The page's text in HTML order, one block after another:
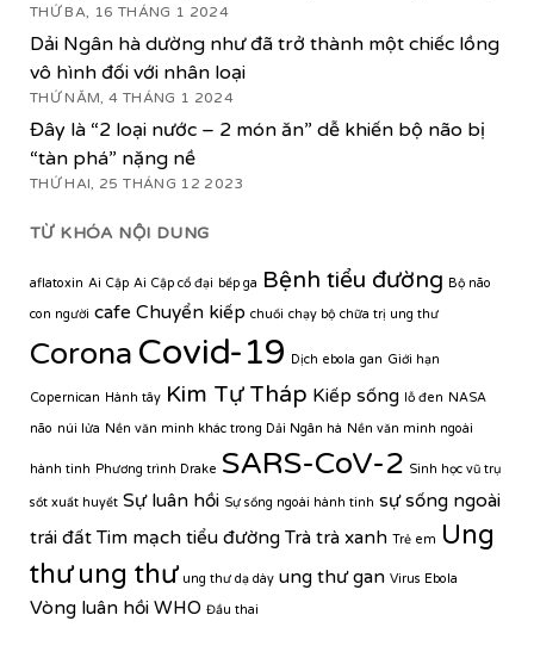
THỨ BA, 16 THÁNG 1 2024
Dải Ngân hà dường như đã trở thành một chiếc lồng
vô hình đối với nhân loại
THỨ NĂM, 4 THÁNG 1 2024
Đây là “2 loại nước – 2 món ăn” dễ khiến bộ não bị
“tàn phá” nặng nề
THỨ HAI, 25 THÁNG 12 2023
TỪ KHÓA NỘI DUNG
aflatoxin Ai Cập Ai Cập cổ đại bếp ga Bệnh tiểu đường Bộ não
con người cafe Chuyển kiếp chuối chạy bộ chữa trị ung thư
Corona Covid-19 Dịch ebola gan Giới hạn
Copernican Hành tây Kim Tự Tháp Kiếp sống lỗ đen NASA
não núi lửa Nền văn minh khác trong Dải Ngân hà Nền văn minh ngoài
hành tinh Phương trình Drake SARS-CoV-2 Sinh học vũ trụ
sốt xuất huyết Sự luân hồi Sự sống ngoài hành tinh sự sống ngoài
trái đất Tim mạch tiểu đường Trà trà xanh Trẻ em Ung
thư ung thư ung thư dạ dày ung thư gan Virus Ebola
Vòng luân hồi WHO Đầu thai